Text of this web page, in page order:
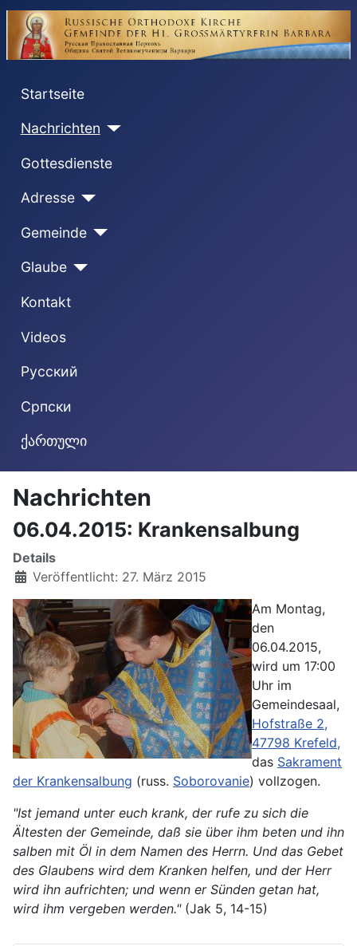
Startseite
Nachrichten
Gottesdienste
Adresse
Gemeinde
Glaube
Kontakt
Videos
Русский
Cрпски
ქართული
Nachrichten
06.04.2015: Krankensalbung
Details
Veröffentlicht: 27. März 2015
Am Montag,
den
06.04.2015,
wird um 17:00
Uhr im
Gemeindesaal,
Hofstraße 2,
47798 Krefeld,
das Sakrament
der Krankensalbung (russ. Soborovanie) vollzogen.
"Ist jemand unter euch krank, der rufe zu sich die
Ältesten der Gemeinde, daß sie über ihm beten und ihn
salben mit Öl in dem Namen des Herrn. Und das Gebet
des Glaubens wird dem Kranken helfen, und der Herr
wird ihn aufrichten; und wenn er Sünden getan hat,
wird ihm vergeben werden."(Jak 5, 14-15)